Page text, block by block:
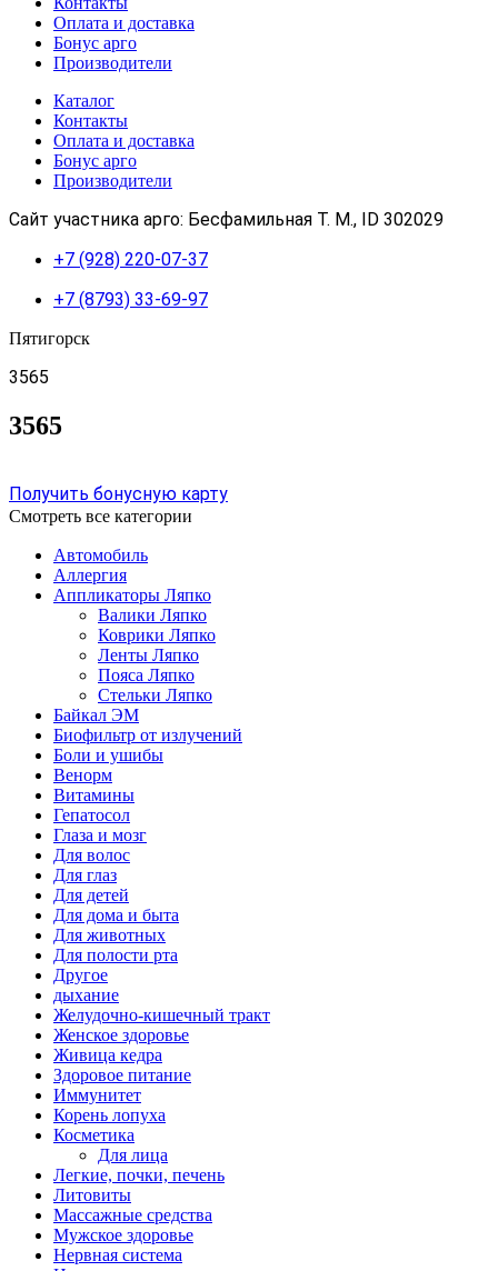
Оплата и доставка
Бонус арго
Производители
Каталог
Контакты
Оплата и доставка
Бонус арго
Производители
Сайт участника арго: Бесфамильная Т. М., ID 302029
+7 (928) 220-07-37
+7 (8793) 33-69-97
Пятигорск
3565
3565
Получить бонусную карту
Смотреть все категории
Автомобиль
Аллергия
Аппликаторы Ляпко
Валики Ляпко
Коврики Ляпко
Ленты Ляпко
Пояса Ляпко
Стельки Ляпко
Байкал ЭМ
Биофильтр от излучений
Боли и ушибы
Венорм
Витамины
Гепатосол
Глаза и мозг
Для волос
Для глаз
Для детей
Для дома и быта
Для животных
Для полости рта
Другое
дыхание
Желудочно-кишечный тракт
Женское здоровье
Живица кедра
Здоровое питание
Иммунитет
Корень лопуха
Косметика
Для лица
Легкие, почки, печень
Литовиты
Массажные средства
Мужское здоровье
Нервная система